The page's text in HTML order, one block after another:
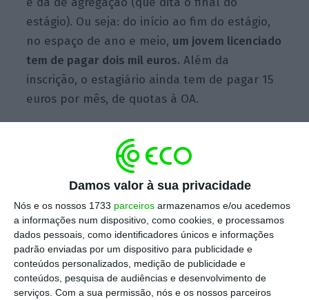
Damos valor à sua privacidade
Nós e os nossos 1733 parceiros armazenamos e/ou acedemos
a informações num dispositivo, como cookies, e processamos
dados pessoais, como identificadores únicos e informações
padrão enviadas por um dispositivo para publicidade e
conteúdos personalizados, medição de publicidade e
conteúdos, pesquisa de audiências e desenvolvimento de
serviços. Com a sua permissão, nós e os nossos parceiros
estágio). Ou seja: do início ao fim do estágio,
no espaço de ano e meio, um jovem licenciado
tem de pagar dois mil euros. Além da
inscrição, o estagiário ainda tem de pagar 15
euros por mês, de quotas à OA.
Beatriz que, sem receber
ordenado, já gastou com o estágio 800 euros –
entre inscrição e seguros – e tem uma
despesa média mensal de 40 euros com
deslocações,
fora outros gastos.
De mãos e pés atados,Beatriz teve de
arranjar uma solução: um
part-time . “O
escritório onde me encontro a estagiar não